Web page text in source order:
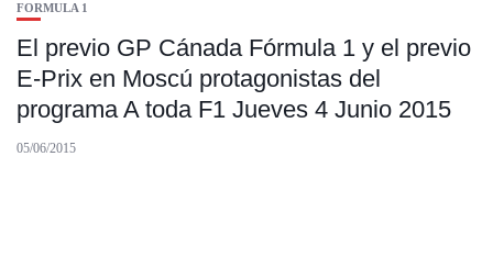
FORMULA 1
El previo GP Cánada Fórmula 1 y el previo
E-Prix en Moscú protagonistas del
programa A toda F1 Jueves 4 Junio 2015
05/06/2015